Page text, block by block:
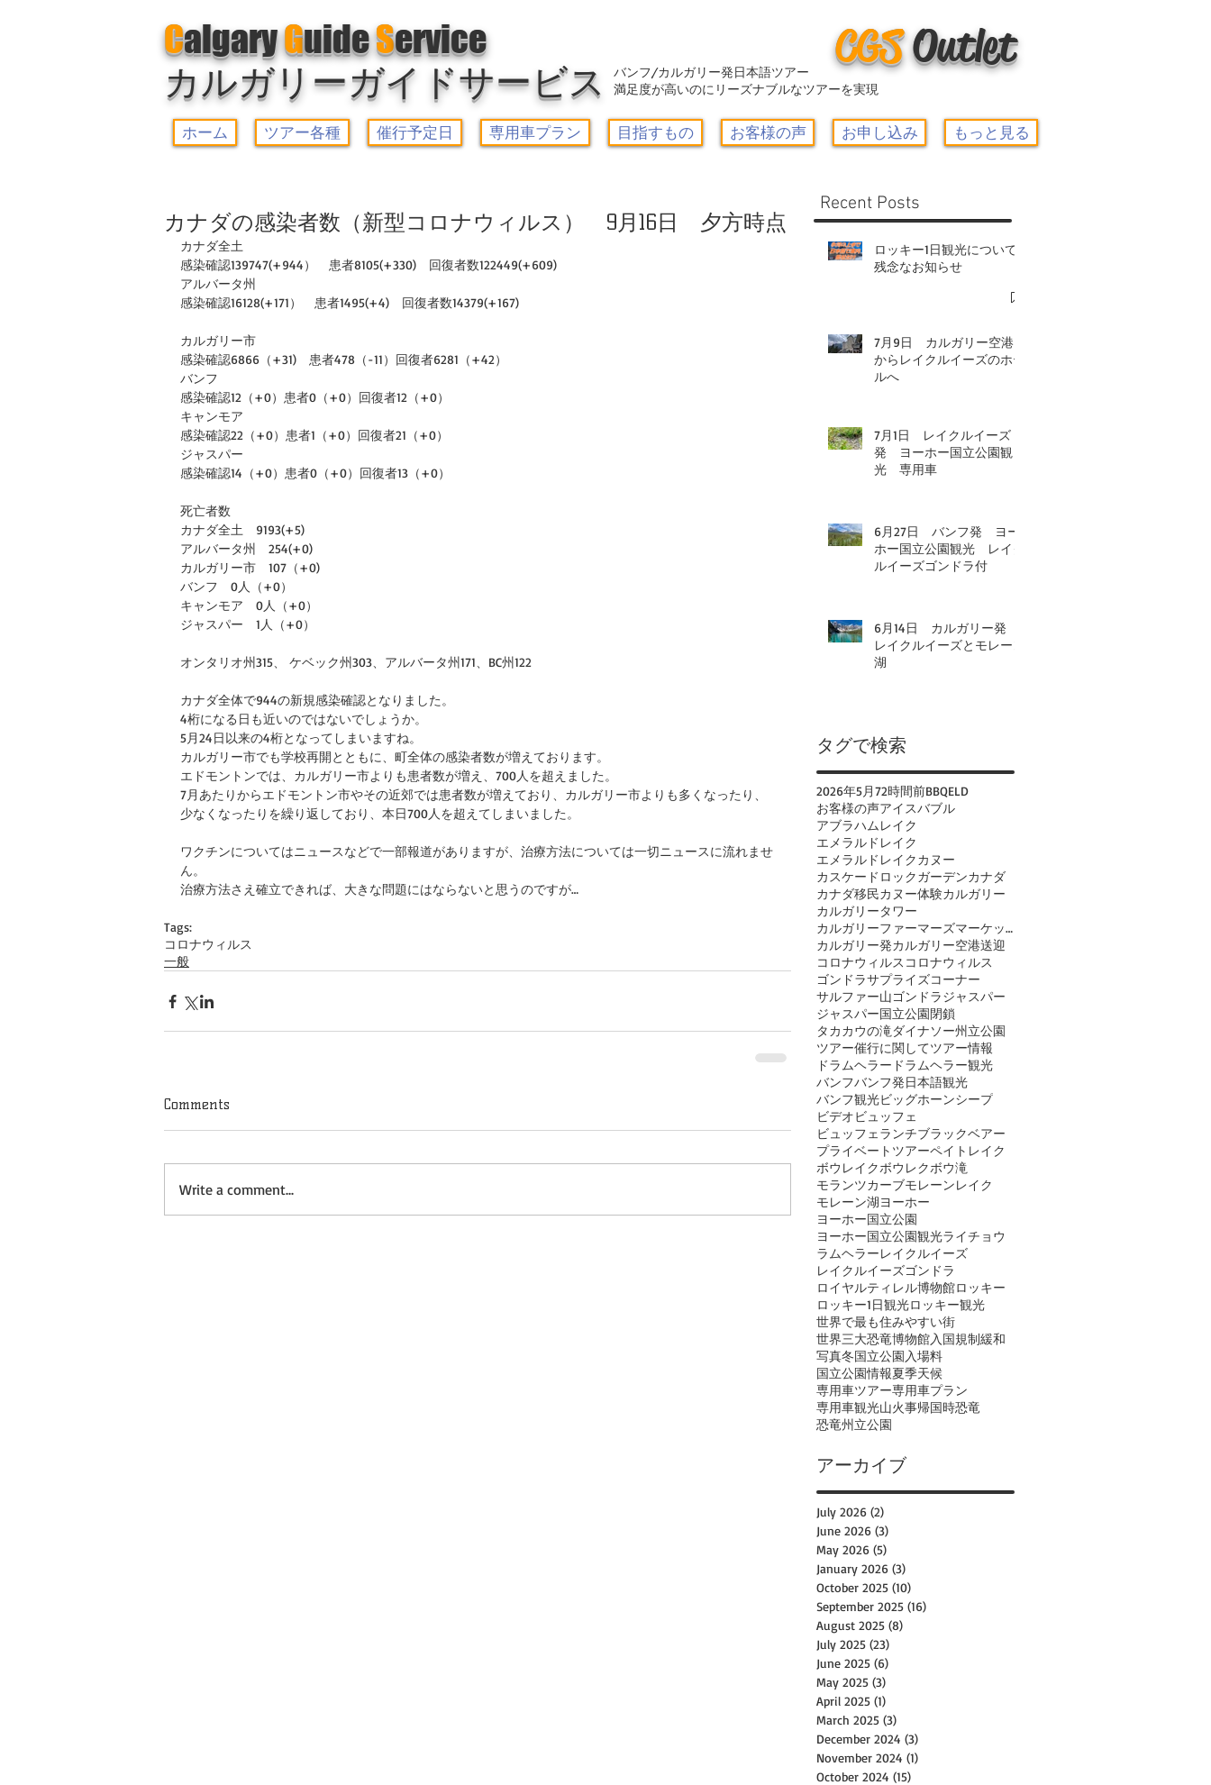
CalgaryGuideService
カルガリーガイドサービス
CGSOutlet
バンフ/カルガリー発日本語ツアー
満足度が高いのにリーズナブルなツアーを実現
ホーム ツアー各種 催行予定日 専用車プラン 目指すもの お客様の声 お申し込み もっと見る
カナダの感染者数（新型コロナウィルス） 9月16日 夕方時点
カナダ全土
感染確認139747(+944）　患者8105(+330)　回復者数122449(+609)
アルバータ州
感染確認16128(+171）　患者1495(+4)　回復者数14379(+167)
カルガリー市
感染確認6866（+31)　患者478（-11）回復者6281（+42）
バンフ
感染確認12（+0）患者0（+0）回復者12（+0）
キャンモア
感染確認22（+0）患者1（+0）回復者21（+0）
ジャスパー
感染確認14（+0）患者0（+0）回復者13（+0）
死亡者数
カナダ全土　9193(+5)
アルバータ州　254(+0)
カルガリー市　107（+0)
バンフ　0人（+0）
キャンモア　0人（+0）
ジャスパー　1人（+0）
オンタリオ州315、 ケベック州303、アルバータ州171、BC州122
カナダ全体で944の新規感染確認となりました。
4桁になる日も近いのではないでしょうか。
5月24日以来の4桁となってしまいますね。
カルガリー市でも学校再開とともに、町全体の感染者数が増えております。
エドモントンでは、カルガリー市よりも患者数が増え、700人を超えました。
7月あたりからエドモントン市やその近郊では患者数が増えており、カルガリー市よりも多くなったり、
少なくなったりを繰り返しており、本日700人を超えてしまいました。
ワクチンについてはニュースなどで一部報道がありますが、治療方法については一切ニュースに流れませ
ん。
治療方法さえ確立できれば、大きな問題にはならないと思うのですが…
Tags:
コロナウィルス
一般
Comments
Write a comment...
Recent Posts
ロッキー1日観光について-
残念なお知らせ
7月9日 カルガリー空港
からレイクルイーズのホテ
ルへ
7月1日 レイクルイーズ
発 ヨーホー国立公園観
光 専用車
6月27日 バンフ発 ヨー
ホー国立公園観光 レイク
ルイーズゴンドラ付
6月14日 カルガリー発
レイクルイーズとモレーン
湖
タグで検索
2026年5月72時間前BBQELD
お客様の声アイスバブル
アブラハムレイク
エメラルドレイク
エメラルドレイクカヌー
カスケードロックガーデンカナダ
カナダ移民カヌー体験カルガリー
カルガリータワー
カルガリーファーマーズマーケット
カルガリー発カルガリー空港送迎
コロナウィルス コロナウィルス
ゴンドラサプライズコーナー
サルファー山ゴンドラジャスパー
ジャスパー国立公園閉鎖
タカカウの滝ダイナソー州立公園
ツアー催行に関してツアー情報
ドラムヘラー ドラムヘラー観光
バンフバンフ発日本語観光
バンフ観光ビッグホーンシープ
ビデオビュッフェ
ビュッフェランチブラックベアー
プライベートツアーペイトレイク
ボウレイクボウレクボウ滝
モランツカーブモレーンレイク
モレーン湖ヨーホー
ヨーホー国立公園
ヨーホー国立公園観光ライチョウ
ラムヘラーレイクルイーズ
レイクルイーズゴンドラ
ロイヤルティレル博物館ロッキー
ロッキー1日観光ロッキー観光
世界で最も住みやすい街
世界三大恐竜博物館入国規制緩和
写真冬国立公園入場料
国立公園情報夏季天候
専用車ツアー専用車プラン
専用車観光山火事帰国時恐竜
恐竜州立公園
アーカイブ
July 2026 (2)
June 2026 (3)
May 2026 (5)
January 2026 (3)
October 2025 (10)
September 2025 (16)
August 2025 (8)
July 2025 (23)
June 2025 (6)
May 2025 (3)
April 2025 (1)
March 2025 (3)
December 2024 (3)
November 2024 (1)
October 2024 (15)